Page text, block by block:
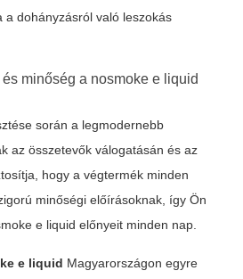
a dohányzásról való leszokás
minőség a nosmoke e liquid
során a legmodernebb
az összetevők válogatásán és az
hogy a végtermék minden
minőségi előírásoknak, így Ön
e liquid előnyeit minden nap.
e liquid Magyarországon egyre